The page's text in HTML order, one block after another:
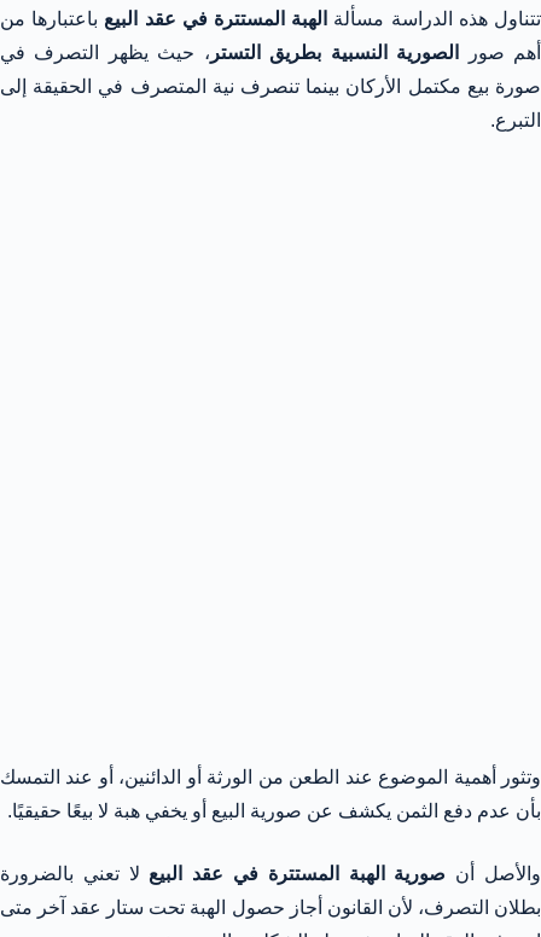
تتناول هذه الدراسة مسألة الهبة المستترة في عقد البيع باعتبارها من
أهم صور
الصورية النسبية بطريق التستر ، حيث يظهر التصرف في
صورة بيع مكتمل الأركان بينما تنصرف نية المتصرف في الحقيقة إلى
التبرع.
وتثور أهمية الموضوع عند الطعن من الورثة أو الدائنين، أو عند التمسك
بأن عدم دفع الثمن يكشف عن صورية البيع أو يخفي هبة لا بيعًا حقيقيًا.
والأصل أن صورية الهبة المستترة في عقد البيع لا تعني بالضرورة
بطلان التصرف، لأن القانون أجاز حصول الهبة تحت ستار عقد آخر متى